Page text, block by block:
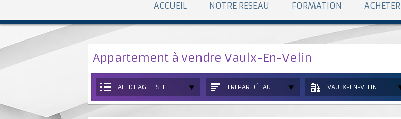
ACCUEIL NOTRE RESEAU FORMATION ACHETER
Appartement à vendre Vaulx-En-Velin
AFFICHAGE LISTE TRI PAR DÉFAUT VAULX-EN-VELIN